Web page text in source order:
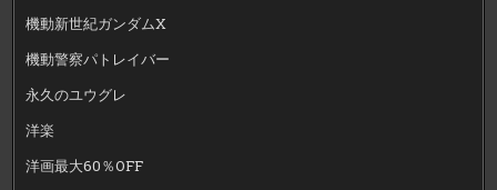
機動新世紀ガンダムX
機動警察パトレイバー
永久のユウグレ
洋楽
洋画最大60％OFF